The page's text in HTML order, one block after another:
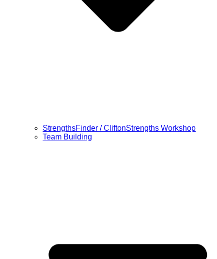
StrengthsFinder / CliftonStrengths Workshop
Team Building